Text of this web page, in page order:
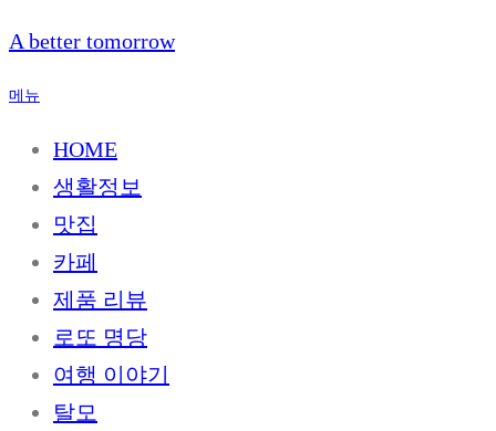
내
으
A better tomorrow
메뉴
HOME
생활정보
맛집
카페
제품 리뷰
로또 명당
여행 이야기
탈모